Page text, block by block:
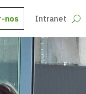
nos Intranet